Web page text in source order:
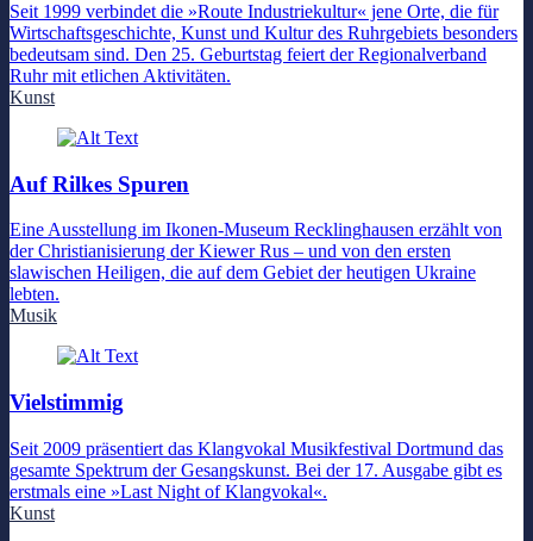
Seit 1999 verbindet die »Route Industriekultur« jene Orte, die für
Wirtschaftsgeschichte, Kunst und Kultur des Ruhrgebiets besonders
bedeutsam sind. Den 25. Geburtstag feiert der Regionalverband
Ruhr mit etlichen Aktivitäten.
Kunst
Auf Rilkes Spuren
Eine Ausstellung im Ikonen-Museum Recklinghausen erzählt von
der Christianisierung der Kiewer Rus – und von den ersten
slawischen Heiligen, die auf dem Gebiet der heutigen Ukraine
lebten.
Musik
Vielstimmig
Seit 2009 präsentiert das Klangvokal Musikfestival Dortmund das
gesamte Spektrum der Gesangskunst. Bei der 17. Ausgabe gibt es
erstmals eine »Last Night of Klangvokal«.
Kunst